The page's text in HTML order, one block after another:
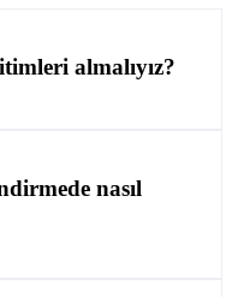
almalıyız?
nasıl